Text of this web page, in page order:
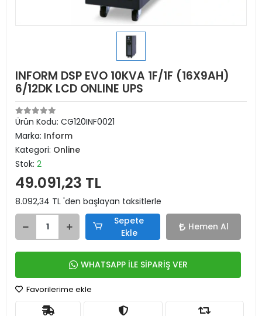
INFORM DSP EVO 10KVA 1F/1F (16X9AH)
6/12DK LCD ONLINE UPS
Ürün Kodu: CG120INF0021
Marka: Inform
Kategori: Online
Stok: 2
49.091,23 TL
8.092,34 TL 'den başlayan taksitlerle
Sepete
Ekle
Hemen Al
WHATSAPP İLE SİPARİŞ VER
Favorilerime ekle